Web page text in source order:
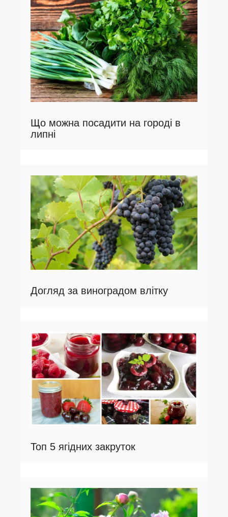
Що можна посадити на городі в
липні
Догляд за виноградом влітку
Топ 5 ягідних закруток